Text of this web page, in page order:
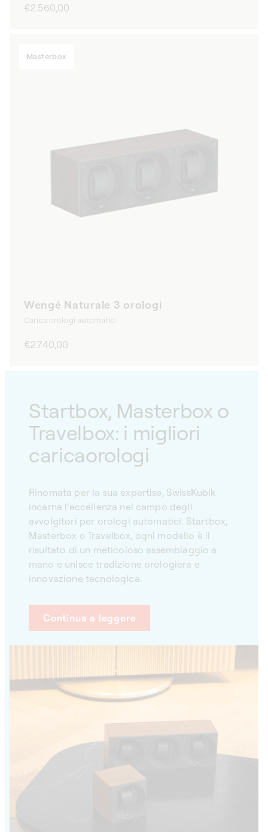
Prezzo
€2.560,00
Masterbox
Wengé Naturale 3 orologi
Carica orologi automatici
Prezzo
€2.740,00
Startbox, Masterbox o
Travelbox: i migliori
caricaorologi
Rinomata per la sua expertise, SwissKubik
incarna l’eccellenza nel campo degli
avvolgitori per orologi automatici. Startbox,
Masterbox o Travelbox, ogni modello è il
risultato di un meticoloso assemblaggio a
mano e unisce tradizione orologiera e
innovazione tecnologica.
Continua a leggere